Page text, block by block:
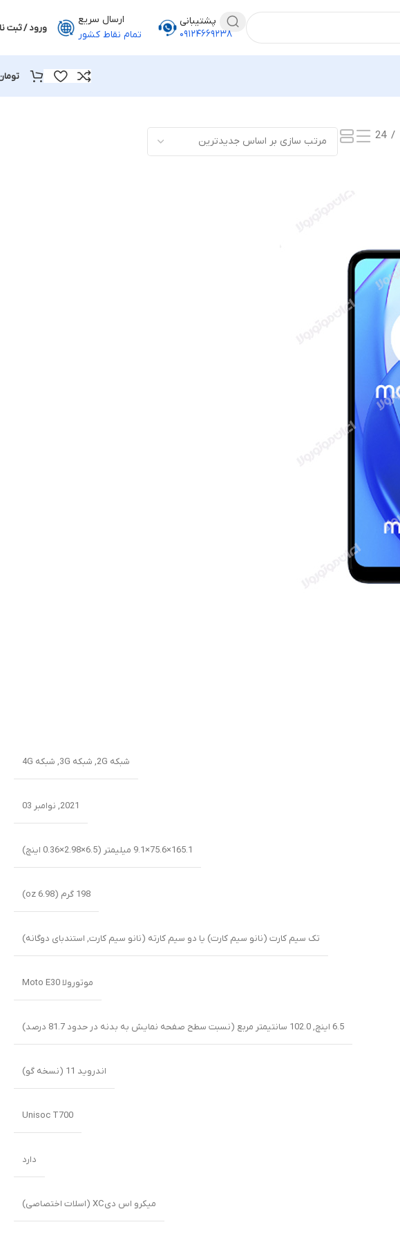
پشتیبانی
۰۹۱۲۴۶۶۹۲۳۸
ارسال سریع
تمام نقاط کشور
ورود / ثبت
24
شبکه 2G , شبکه 3G , شبکه 4G
2021, نوامبر 03
165.1×75.6×9.1 میلیمتر (6.5×2.98×0.36 اینچ)
198 گرم (6.98 oz)
تک سیم کارت (نانو سیم کارت) یا دو سیم کارته (نانو سیم کارت, استندبای دوگانه)
موتورولا Moto E30
6.5 اینچ, 102.0 سانتیمتر مربع (نسبت سطح صفحه نمایش به بدنه در حدود 81.7 درصد)
اندروید 11 (نسخه گو)
Unisoc T700
دارد
میکرو اس دیXC (اسلات اختصاصی)